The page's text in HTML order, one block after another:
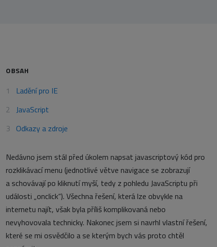
OBSAH
Ladění pro IE
JavaScript
Odkazy a zdroje
Nedávno jsem stál před úkolem napsat javascriptový kód pro
rozklikávací menu (jednotlivé větve navigace se zobrazují
a schovávají po kliknutí myší, tedy z pohledu JavaScriptu při
události „onclick“). Všechna řešení, která lze obvykle na
internetu najít, však byla příliš komplikovaná nebo
nevyhovovala technicky. Nakonec jsem si navrhl vlastní řešení,
které se mi osvědčilo a se kterým bych vás proto chtěl